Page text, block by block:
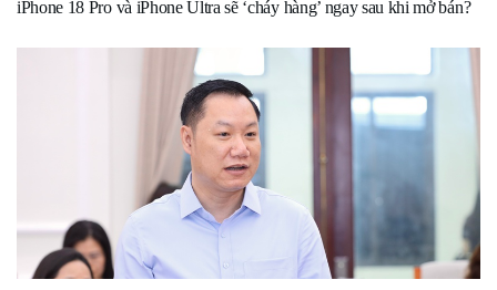
iPhone 18 Pro và iPhone Ultra sẽ ‘cháy hàng’ ngay sau khi mở bán?